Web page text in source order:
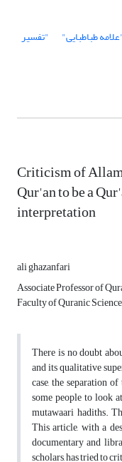
"علامه طباطبایی" "تفسیر
Criticism of
Qur'an to be a
interpretation
ali ghazanfari
Associate Professor of
Faculty of Quranic
There is no doubt
and its qualitative
case, the separation
some people to look
mutawaari hadiths.
This article, with a
documentary and
scholars, has tried to